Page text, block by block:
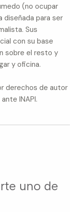
(no ocupar
diseñada para ser
Sus
con su base
sobre el resto y
y oficina.
derechos de autor
INAPI.
uno de